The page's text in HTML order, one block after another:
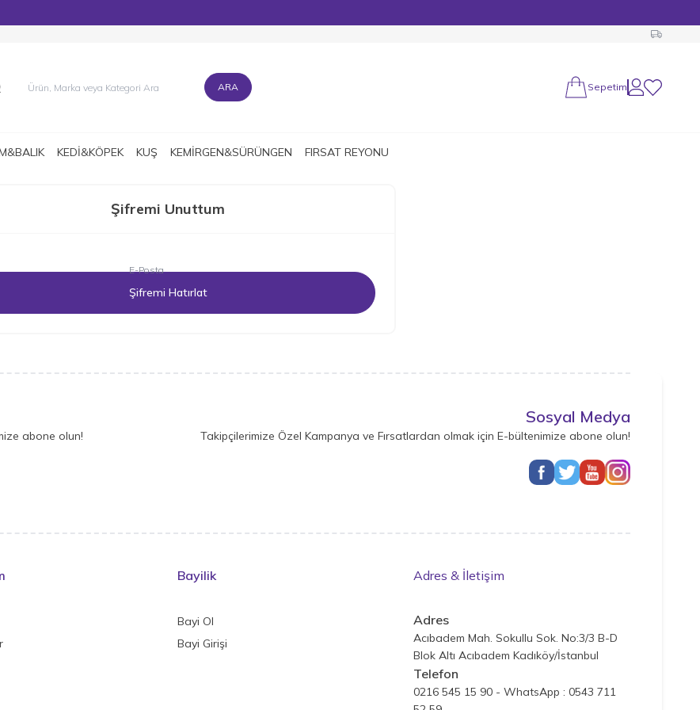
ARA SepetimHesabım
Favorilerim
KEDİ&KÖPEK KUŞ KEMİRGEN&SÜRÜNGEN FIRSAT REYONU
Şifremi Unuttum
E-Posta
Şifremi Hatırlat
abone olun!
Sosyal Medya
Takipçilerimize Özel Kampanya ve Fırsatlardan olmak için E-bültenimize abone olun!
Adres & İletişim
Adres
Acıbadem Mah. Sokullu Sok. No:3/3 B-D
Blok Altı Acıbadem Kadıköy/İstanbul
Telefon
0216 545 15 90 - WhatsApp : 0543 711
Bayilik
Bayi Ol
Bayi Girişi